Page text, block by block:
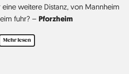
weitere Distanz, von Mannheim
fuhr? – Pforzheim
Mehr lesen